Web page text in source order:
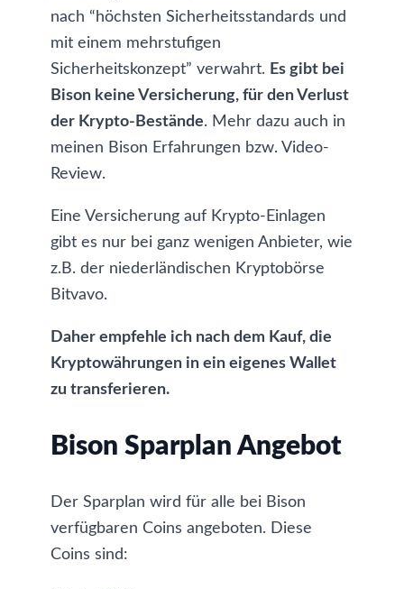
nach “höchsten Sicherheitsstandards und
mit einem mehrstufigen
Sicherheitskonzept” verwahrt. Es gibt bei
Bison keine Versicherung, für den Verlust
der Krypto-Bestände. Mehr dazu auch in
meinen Bison Erfahrungen bzw. Video-
Review.
Eine Versicherung auf Krypto-Einlagen
gibt es nur bei ganz wenigen Anbieter, wie
z.B. der niederländischen Kryptobörse
Bitvavo.
Daher empfehle ich nach dem Kauf, die
Kryptowährungen in ein eigenes Wallet
zu transferieren.
Bison Sparplan Angebot
Der Sparplan wird für alle bei Bison
verfügbaren Coins angeboten. Diese
Coins sind: